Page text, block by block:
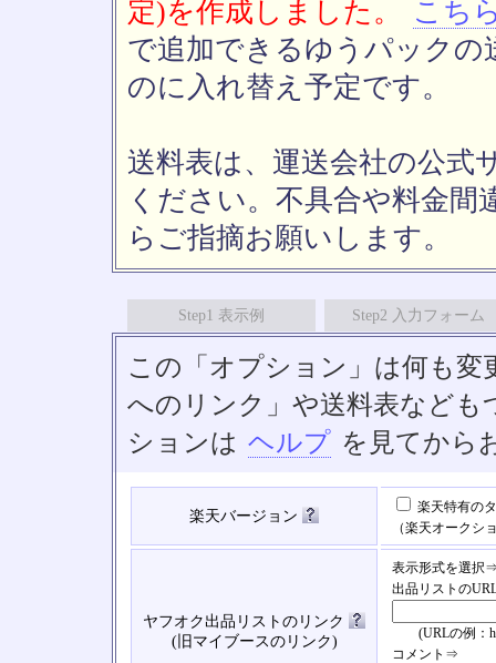
定)を作成しました。
こち
で追加できるゆうパックの
のに入れ替え予定です。
送料表は、運送会社の公式
ください。不具合や料金間
らご指摘お願いします。
Step1 表示例 Step2 入力フォーム
この「オプション」は何も
へのリンク」や送料表など
ションは ヘルプ を見てから
楽天バージョン
楽天特有の
（楽天オークシ
ヤフオク出品リストのリンク
(旧マイブースのリンク)
表示形式を選択
出品リストの
(URLの例：
コメント⇒